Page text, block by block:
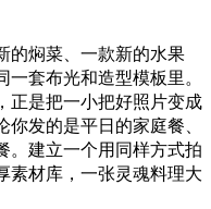
焖菜、一款新的水果
套布光和造型模板里。
正是把一小把好照片变成
发的是平日的家庭餐、
。建立一个用同样方式拍
素材库，一张灵魂料理大